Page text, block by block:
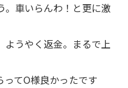
。車いらんわ！と更に激
ようやく返金。まるで上
ってO様良かったです